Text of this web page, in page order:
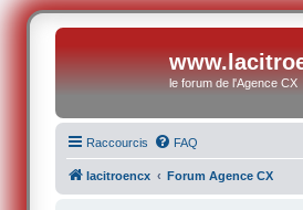
le forum de l'Agence CX
Raccourcis FAQ
lacitroencx Forum Agence CX